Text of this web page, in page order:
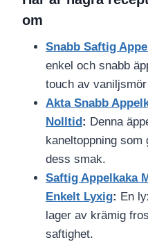
om
Snabb Saftig
enkel och snabb
touch av
Akta Snabb
Nolltid: Denna
kaneltoppning som
dess smak.
Saftig Appelkaka
Enkelt Lyxig: En
lager av krämig
saftighet.